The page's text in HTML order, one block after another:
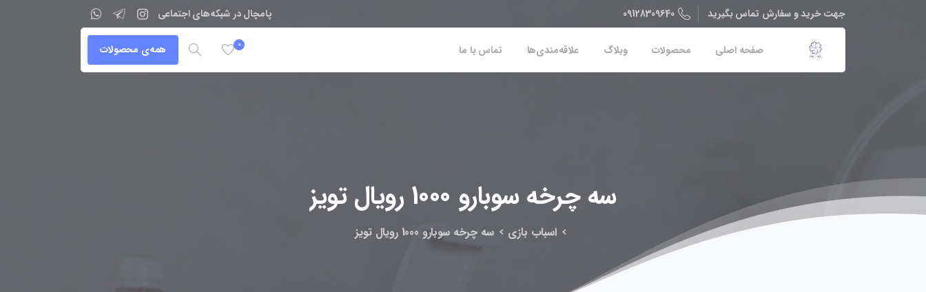
جهت خرید و سفارش تماس بگیرید 09128309640 پامچال در شبکه‌های اجتماعی
صفحه اصلی محصولات وبلاگ علاقه‌مندی‌ها تماس با ما 0 همه‌ی محصولات
سه چرخهسوبارو 1000 رویال تویز
اسباب بازی سه چرخه سوبارو 1000 رویال تویز